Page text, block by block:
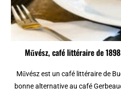
Művész, café littéraire de
Művész est un café littéraire de
bonne alternative au café